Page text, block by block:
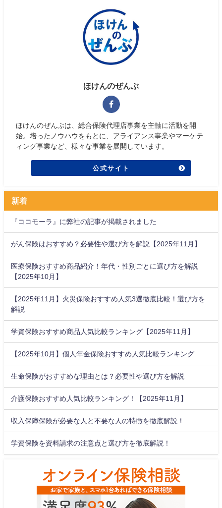
ほけんのぜんぶ
ほけんのぜんぶは、総合保険代理店事業を主軸に活動を開
始。培ったノウハウをもとに、アライアンス事業やマーケテ
ィング事業など、様々な事業を展開しています。
公式サイト
新着
『ココモーラ』に弊社の記事が掲載されました
がん保険はおすすめ？必要性や選び方を解説【2025年11月】
医療保険おすすめ商品紹介！年代・性別ごとに選び方を解説
【2025年10月】
【2025年11月】火災保険おすすめ人気3選徹底比較！選び方を
解説
学資保険おすすめ商品人気比較ランキング【2025年11月】
【2025年10月】個人年金保険おすすめ人気比較ランキング
生命保険がおすすめな理由とは？必要性や選び方を解説
介護保険おすすめ人気比較ランキング！【2025年11月】
収入保障保険が必要な人と不要な人の特徴を徹底解説！
学資保険を資料請求の注意点と選び方を徹底解説！